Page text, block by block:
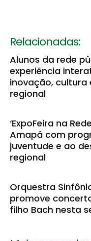
Relacionadas:
Alunos da rede
experiência
inovação, cultura
regional
‘ExpoFeira na
Amapá com
juventude e ao
regional
Orquestra
promove
filho Bach nesta